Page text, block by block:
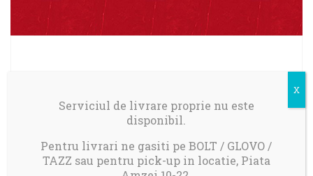
Comanda minima: 100 ron
Taxa transport 17 ron pentru comenzi mai
mici de 150 ron
Serviciul de livrare proprie nu este
disponibil.
Pentru livrari ne gasiti pe BOLT / GLOVO /
TAZZ sau pentru pick-up in locatie, Piata